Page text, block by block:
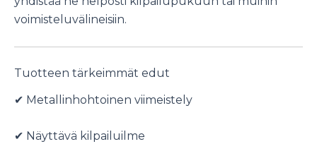
voimisteluvälineisiin.
Tuotteen tärkeimmät edut
✔ Metallinhohtoinen viimeistely
✔ Näyttävä kilpailuilme